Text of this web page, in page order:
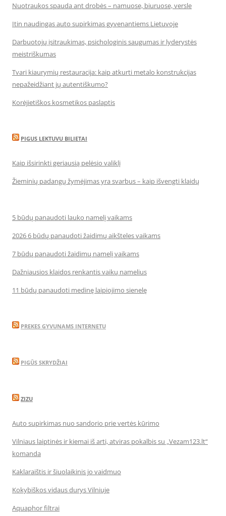
Nuotraukos spauda ant drobės – namuose, biuruose, versle
Itin naudingas auto supirkimas gyvenantiems Lietuvoje
Darbuotojų įsitraukimas, psichologinis saugumas ir lyderystės
meistriškumas
Tvari kiaurymių restauracija: kaip atkurti metalo konstrukcijas
nepažeidžiant jų autentiškumo?
Korėjietiškos kosmetikos paslaptis
PIGUS LEKTUVU BILIETAI
Kaip išsirinkti geriausią pelėsio valiklį
Žieminių padangų žymėjimas yra svarbus – kaip išvengti klaidų
5 būdų panaudoti lauko namelį vaikams
2026 6 būdų panaudoti žaidimų aikšteles vaikams
7 būdų panaudoti žaidimų namelį vaikams
Dažniausios klaidos renkantis vaikų namelius
11 būdų panaudoti medinę laipiojimo sienelę
PREKES GYVUNAMS INTERNETU
PIGŪS SKRYDŽIAI
ZIZU
Auto supirkimas nuo sandorio prie vertės kūrimo
Vilniaus laiptinės ir kiemai iš arti, atviras pokalbis su „Vezam123.lt“
komanda
Kaklaraištis ir šiuolaikinis jo vaidmuo
Kokybiškos vidaus durys Vilniuje
Aquaphor filtrai